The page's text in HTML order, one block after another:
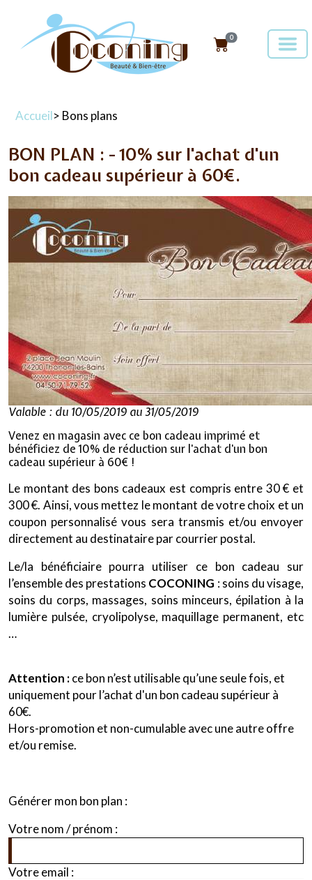
0
Accueil> Bons plans
BON PLAN : - 10% sur l'achat d'un
bon cadeau supérieur à 60€.
Valable : du 10/05/2019 au 31/05/2019
Venez en magasin avec ce bon cadeau imprimé et
bénéficiez de 10% de réduction sur l'achat d'un bon
cadeau supérieur à 60€ !
Le montant des bons cadeaux est compris entre 30 € et
300 €. Ainsi, vous mettez le montant de votre choix et un
coupon personnalisé vous sera transmis et/ou envoyer
directement au destinataire par courrier postal.
Le/la bénéficiaire pourra utiliser ce bon cadeau sur
l’ensemble des prestations COCONING : soins du visage,
soins du corps, massages, soins minceurs, épilation à la
lumière pulsée, cryolipolyse, maquillage permanent, etc
…
Attention :ce bon n’est utilisable qu’une seule fois, et
uniquement pour l’achat d'un bon cadeau supérieur à
60€.
Hors-promotion et non-cumulable avec une autre offre
et/ou remise.
Générer mon bon plan :
Votre nom / prénom :
Votre email :